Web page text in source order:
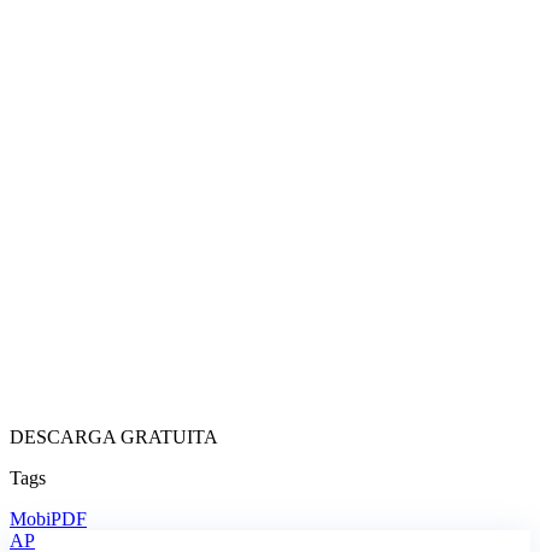
DESCARGA GRATUITA
Tags
MobiPDF
AP